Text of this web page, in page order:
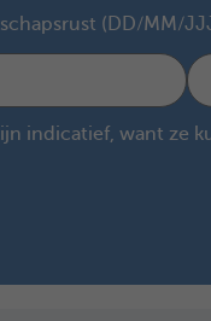
(DD/MM/
indicatief, want ze